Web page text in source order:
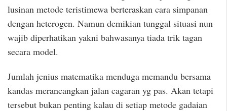
lusinan metode teristimewa berteraskan cara simpanan
dengan heterogen. Namun demikian tunggal situasi nun
wajib diperhatikan yakni bahwasanya tiada trik tagan
secara model.
Jumlah jenius matematika menduga memandu bersama
kandas merancangkan jalan cagaran yg pas. Akan tetapi
tersebut bukan penting kalau di setiap metode gadaian